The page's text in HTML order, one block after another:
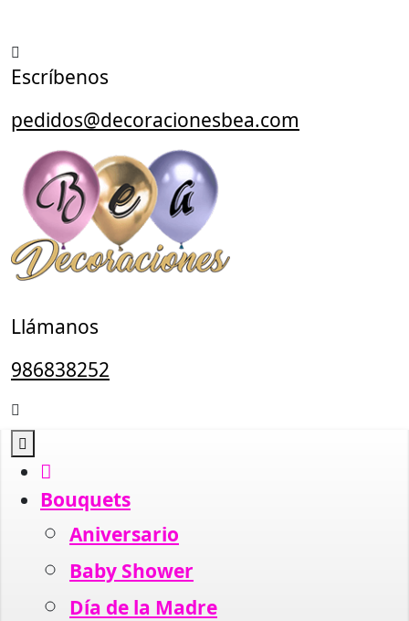
contenido
Escríbenos
pedidos@decoracionesbea.com
Llámanos
986838252
de
Bouquets
Aniversario
Baby Shower
Día de la Madre